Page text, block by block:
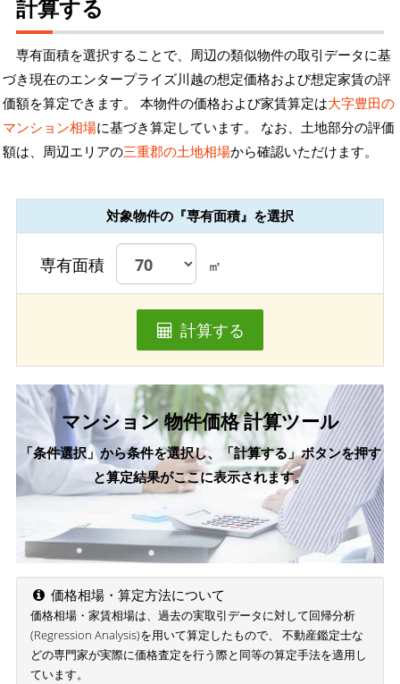
計算する
専有面積を選択することで、周辺の類似物件の取引データに基
づき現在のエンタープライズ川越の想定価格および想定家賃の評
価額を算定できます。 本物件の価格および家賃算定は大字豊田の
マンション相場に基づき算定しています。 なお、土地部分の評価
額は、周辺エリアの三重郡の土地相場から確認いただけます。
対象物件の『専有面積』を選択
専有面積 ㎡
計算する
マンション 物件価格 計算ツール
「条件選択」から条件を選択し、「計算する」ボタンを押す
と算定結果がここに表示されます。
価格相場・算定方法について
価格相場・家賃相場は、過去の実取引データに対して回帰分析
(Regression Analysis)を用いて算定したもので、 不動産鑑定士な
どの専門家が実際に価格査定を行う際と同等の算定手法を適用し
ています。